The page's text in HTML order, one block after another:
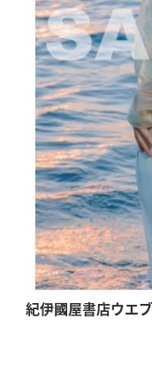
紀伊國屋書店ウエ